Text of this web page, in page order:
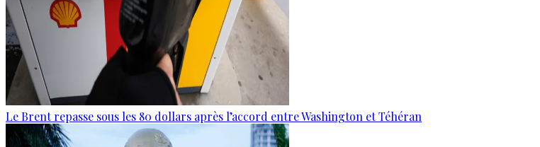
Le Brent repasse sous les 80 dollars après l’accord entre Washington et Téhéran